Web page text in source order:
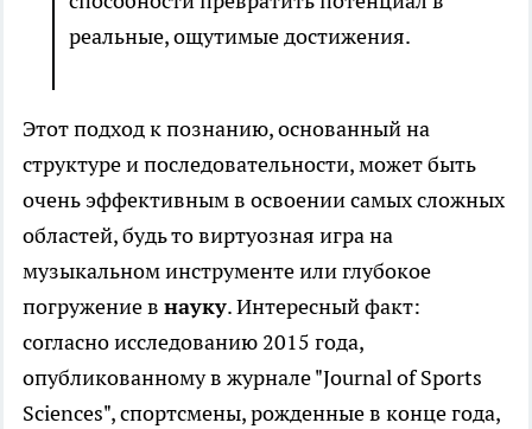
реальные, ощутимые достижения.
Этот подход к познанию, основанный на
структуре и последовательности, может быть
очень эффективным в освоении самых сложных
областей, будь то виртуозная игра на
музыкальном инструменте или глубокое
погружение в науку. Интересный факт:
согласно исследованию 2015 года,
опубликованному в журнале "Journal of Sports
Sciences", спортсмены, рожденные в конце года,